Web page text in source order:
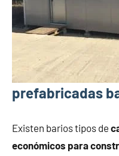
prefabricadas
Existen barios tipos de
económicos para